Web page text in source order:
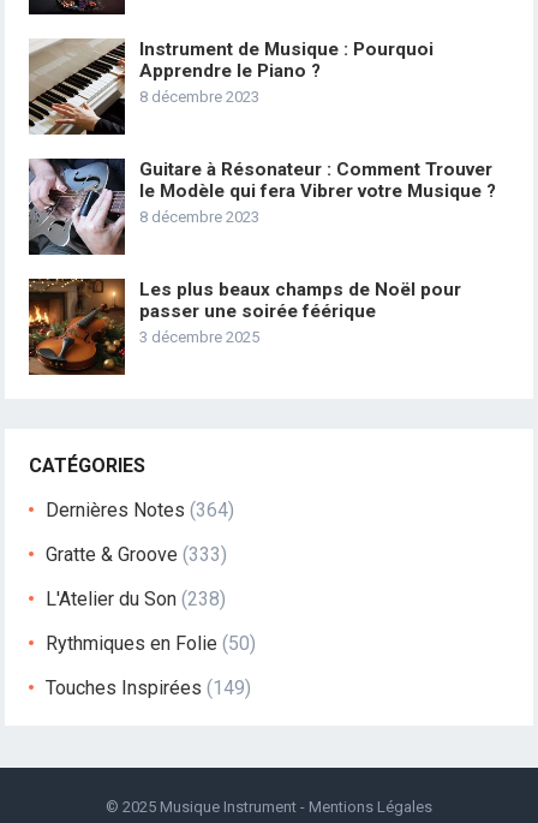
Instrument de Musique : Pourquoi
Apprendre le Piano ?
8 décembre 2023
Guitare à Résonateur : Comment Trouver
le Modèle qui fera Vibrer votre Musique ?
8 décembre 2023
Les plus beaux champs de Noël pour
passer une soirée féérique
3 décembre 2025
CATÉGORIES
Dernières Notes (364)
Gratte & Groove (333)
L'Atelier du Son (238)
Rythmiques en Folie (50)
Touches Inspirées (149)
© 2025 Musique Instrument - Mentions Légales